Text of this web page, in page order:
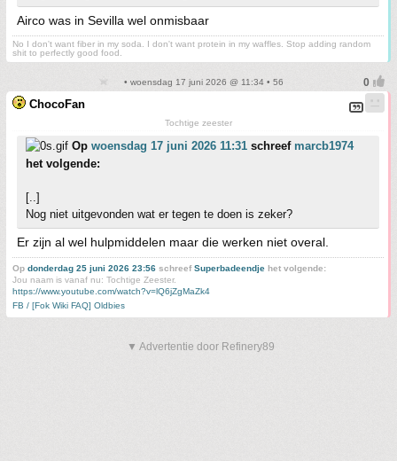
Airco was in Sevilla wel onmisbaar
No I don't want fiber in my soda. I don't want protein in my waffles. Stop adding random
shit to perfectly good food.
• woensdag 17 juni 2026 @ 11:34 • 56
ChocoFan
Tochtige zeester
Op woensdag 17 juni 2026 11:31 schreef marcb1974
het volgende:
[..]
Nog niet uitgevonden wat er tegen te doen is zeker?
Er zijn al wel hulpmiddelen maar die werken niet overal.
Op donderdag 25 juni 2026 23:56 schreefSuperbadeendje het volgende:
Jou naam is vanaf nu: Tochtige Zeester.
https://www.youtube.com/watch?v=lQ6jZgMaZk4
FB / [Fok Wiki FAQ] Oldbies
▼ Advertentie door Refinery89